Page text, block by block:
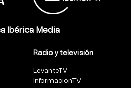
Ibérica Media
Radio y televisión
LevanteTV
InformacionTV